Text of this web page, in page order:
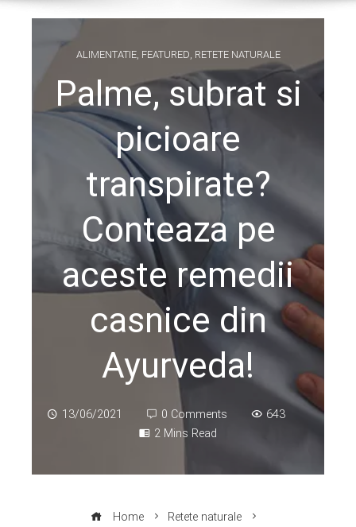
ALIMENTATIE, FEATURED RETETE NATURALE
Palme, subrat si
picioare
transpirate?
Conteaza pe
aceste remedii
casnice din
Ayurveda!
13/06/2021 0 Comments
643
2 Mins Read
Home
Retete naturale